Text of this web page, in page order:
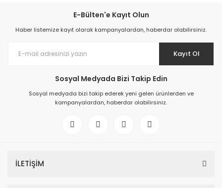
E-Bülten'e Kayıt Olun
Haber listemize kayıt olarak kampanyalardan, haberdar olabilirsiniz.
Kayıt Ol
Sosyal Medyada Bizi Takip Edin
Sosyal medyada bizi takip ederek yeni gelen ürünlerden ve
kampanyalardan, haberdar olabilirsiniz.
İLETİŞİM